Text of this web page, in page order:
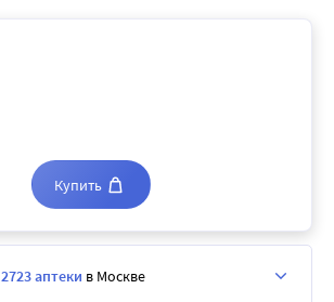
Купить
2723 аптеки в Москве